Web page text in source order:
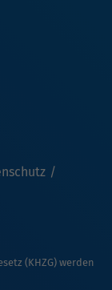
(KHZG) werden